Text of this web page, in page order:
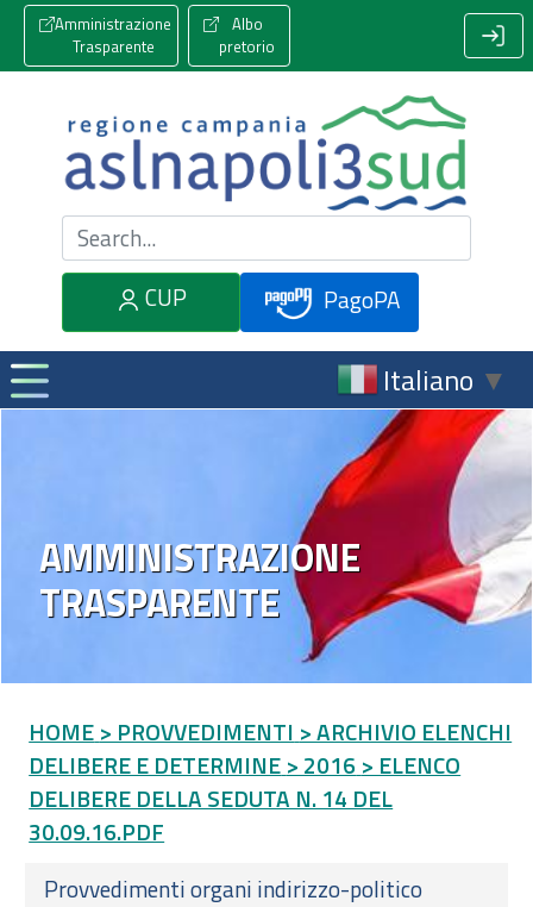
Amministrazione
Trasparente
Albo
pretorio
Cerca nel sito
CUP
PagoPA
Italiano ▼
AMMINISTRAZIONE
TRASPARENTE
HOME > PROVVEDIMENTI > ARCHIVIO ELENCHI
DELIBERE E DETERMINE > 2016 > ELENCO
DELIBERE DELLA SEDUTA N. 14 DEL
30.09.16.PDF
Provvedimenti organi indirizzo-politico